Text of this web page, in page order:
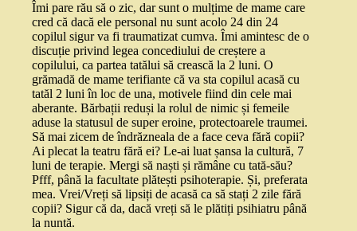
Îmi pare rău să o zic, dar sunt o mulțime de mame care
cred că dacă ele personal nu sunt acolo 24 din 24
copilul sigur va fi traumatizat cumva. Îmi amintesc de o
discuție privind legea concediului de creștere a
copilului, ca partea tatălui să crească la 2 luni. O
grămadă de mame terifiante că va sta copilul acasă cu
tatăl 2 luni în loc de una, motivele fiind din cele mai
aberante. Bărbații reduși la rolul de nimic și femeile
aduse la statusul de super eroine, protectoarele traumei.
Să mai zicem de îndrăzneala de a face ceva fără copii?
Ai plecat la teatru fără ei? Le-ai luat șansa la cultură, 7
luni de terapie. Mergi să naști și rămâne cu tată-său?
Pfff, până la facultate plătești psihoterapie. Și, preferata
mea. Vrei/Vreți să lipsiți de acasă ca să stați 2 zile fără
copii? Sigur că da, dacă vreți să le plătiți psihiatru până
la nuntă.